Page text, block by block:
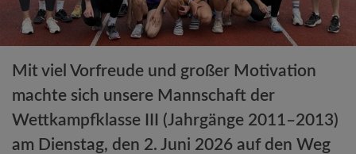
Mit viel Vorfreude und großer Motivation
machte sich unsere Mannschaft der
Wettkampfklasse III (Jahrgänge 2011–2013)
am Dienstag, den 2. Juni 2026 auf den Weg